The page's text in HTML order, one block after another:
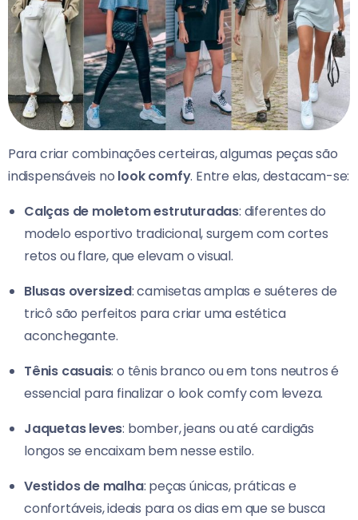
Para criar combinações certeiras, algumas peças são
indispensáveis no look comfy. Entre elas, destacam-se:
Calças de moletom estruturadas: diferentes do
modelo esportivo tradicional, surgem com cortes
retos ou flare, que elevam o visual.
Blusas oversized: camisetas amplas e suéteres de
tricô são perfeitos para criar uma estética
aconchegante.
Tênis casuais: o tênis branco ou em tons neutros é
essencial para finalizar o look comfy com leveza.
Jaquetas leves: bomber, jeans ou até cardigãs
longos se encaixam bem nesse estilo.
Vestidos de malha: peças únicas, práticas e
confortáveis, ideais para os dias em que se busca